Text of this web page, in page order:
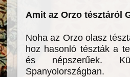
Amit az Orzo tésztáról
Noha az Orzo olasz
hoz hasonló tészták a
és népszerűek.
Spanyolországban.